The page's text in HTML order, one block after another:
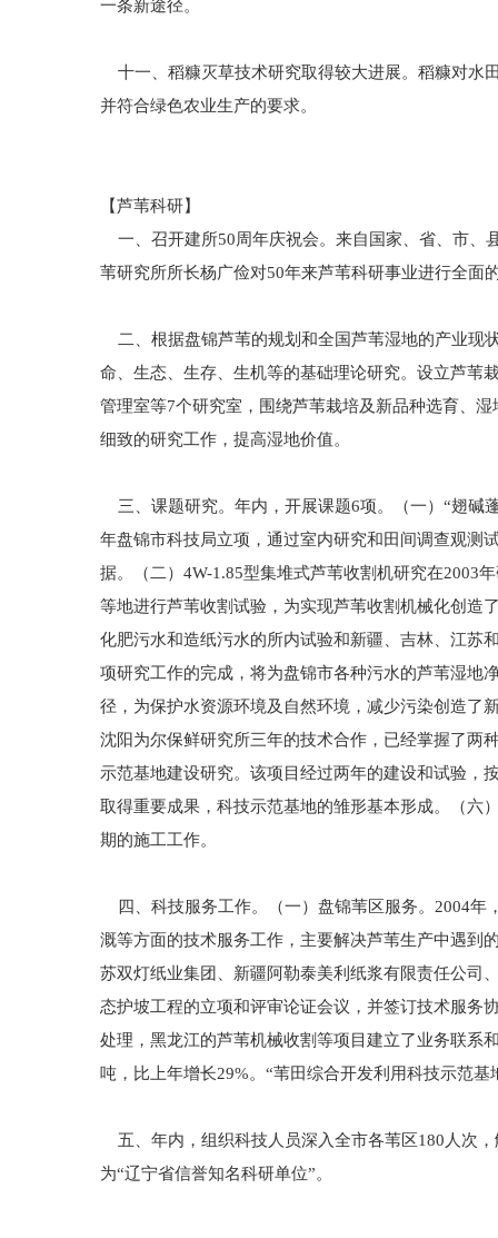
一条新途径。
十一、稻糠灭草技术研究取得较大进展。稻糠对水
并符合绿色农业生产的要求。
【芦苇科研】
一、召开建所50周年庆祝会。来自国家、省、市、
苇研究所所长杨广俭对50年来芦苇科研事业进行全面
二、根据盘锦芦苇的规划和全国芦苇湿地的产业现
命、生态、生存、生机等的基础理论研究。设立芦苇
管理室等7个研究室，围绕芦苇栽培及新品种选育、
细致的研究工作，提高湿地价值。
三、课题研究。年内，开展课题6项。（一）“翅碱
年盘锦市科技局立项，通过室内研究和田间调查观测
据。（二）4W-1.85型集堆式芦苇收割机研究在2003
等地进行芦苇收割试验，为实现芦苇收割机械化创造
化肥污水和造纸污水的所内试验和新疆、吉林、江苏
项研究工作的完成，将为盘锦市各种污水的芦苇湿地
径，为保护水资源环境及自然环境，减少污染创造了
沈阳为尔保鲜研究所三年的技术合作，已经掌握了两
示范基地建设研究。该项目经过两年的建设和试验，
取得重要成果，科技示范基地的雏形基本形成。（六
期的施工工作。
四、科技服务工作。（一）盘锦苇区服务。2004年
溉等方面的技术服务工作，主要解决芦苇生产中遇到
苏双灯纸业集团、新疆阿勒泰美利纸浆有限责任公司
态护坡工程的立项和评审论证会议，并签订技术服务
处理，黑龙江的芦苇机械收割等项目建立了业务联系
吨，比上年增长29%。“苇田综合开发利用科技示范
五、年内，组织科技人员深入全市各苇区180人次
为“辽宁省信誉知名科研单位”。